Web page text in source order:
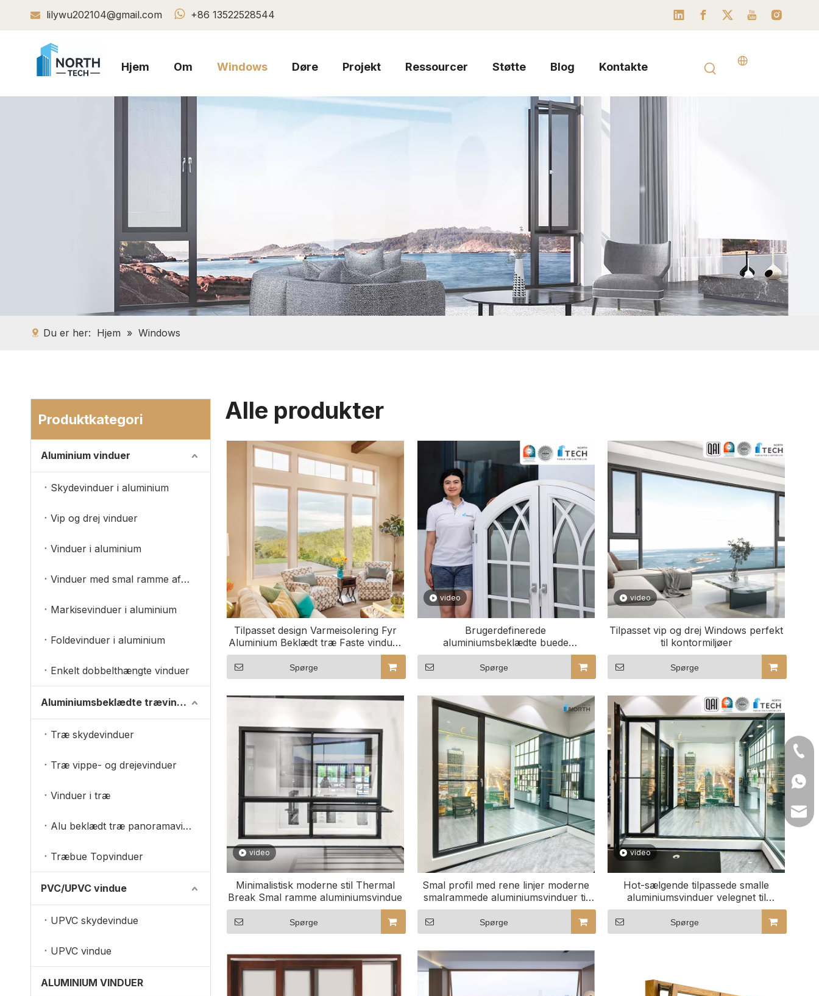
 lilywu202104@gmail.com  +86 13522528544
Hjem Om Windows Døre Projekt Ressourcer Støtte Blog Kontakte
Du er her: Hjem » Windows
Produktkategori
Aluminium vinduer
Skydevinduer i aluminium
Vip og drej vinduer
Vinduer i aluminium
Vinduer med smal ramme af aluminium
Markisevinduer i aluminium
Foldevinduer i aluminium
Enkelt dobbelthængte vinduer
Aluminiumsbeklædte trævinduer
Træ skydevinduer
Træ vippe- og drejevinduer
Vinduer i træ
Alu beklædt træ panoramavinduer
Træbue Topvinduer
PVC/UPVC vindue
UPVC skydevindue
UPVC vindue
ALUMINIUM VINDUER
Alle produkter
Tilpasset design Varmeisolering Fyr
Aluminium Beklædt træ Faste vinduer
med sikkerhedsskærme
Spørge
video
Brugerdefinerede
aluminiumsbeklædte buede
trævinduer til kommercielle bygninger
Udforsk vores designs
Spørge
video
Tilpasset vip og drej Windows perfekt
til kontormiljøer
Spørge
video
Minimalistisk moderne stil Thermal
Break Smal ramme aluminiumsvindue
Spørge
Smal profil med rene linjer moderne
smalrammede aluminiumsvinduer til
byrum
Spørge
video
Hot-sælgende tilpassede smalle
aluminiumsvinduer velegnet til
kontorbygning boligindretning
Spørge
+86-
+86